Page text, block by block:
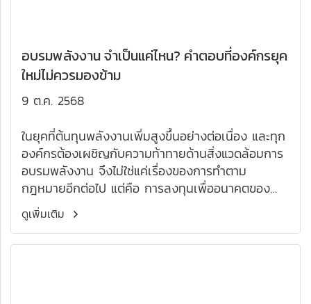
อบรมพลังงาน จำเป็นแค่ไหน? คำตอบที่องค์กรยุค
ใหม่ไม่ควรมองข้าม
9 ต.ค. 2568
ในยุคที่ต้นทุนพลังงานเพิ่มสูงขึ้นอย่างต่อเนื่อง และทุก
องค์กรต้องเผชิญกับความท้าทายด้านสิ่งแวดล้อมการ
อบรมพลังงาน จึงไม่ใช่แค่เรื่องของการทำตาม
กฎหมายอีกต่อไป แต่คือ การลงทุนเพื่ออนาคตของ
องค์กร ที่ให้ผลตอบแทนอย่างยั่งยืน ทั้งในด้านต้นทุน
ประสิทธิภาพ และภาพลักษณ์องค์กร
ดูเพิ่มเติม